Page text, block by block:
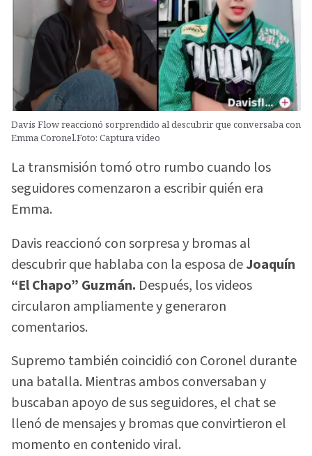
Davis Flow reaccionó sorprendido al descubrir que conversaba con
Emma Coronel.Foto: Captura video
La transmisión tomó otro rumbo cuando los
seguidores comenzaron a escribir quién era
Emma.
Davis reaccionó con sorpresa y bromas al
descubrir que hablaba con la esposa deJoaquín
“El Chapo” Guzmán. Después, los videos
circularon ampliamente y generaron
comentarios.
Supremo también coincidió con Coronel durante
una batalla. Mientras ambos conversaban y
buscaban apoyo de sus seguidores, el chat se
llenó de mensajes y bromas que convirtieron el
momento en contenido viral.